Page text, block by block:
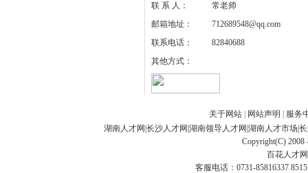
联 系 人：
常老师
邮箱地址：
712689548@qq.com
联系电话：
82840688
其他方式：
关于网站 网站声明
服务
湖南人才网 长沙人才网 湖南领导人才网 湖南人才市场
Copyright(C) 2008
百花人才网
客服电话：0731-85816337